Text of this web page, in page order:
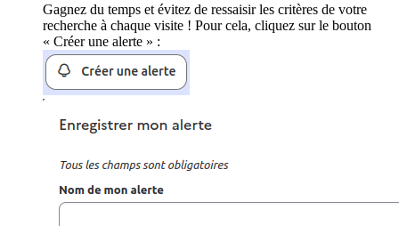
Gagnez du temps et évitez de ressaisir les critères de votre
recherche à chaque visite ! Pour cela, cliquez sur le bouton
« Créer une alerte » :